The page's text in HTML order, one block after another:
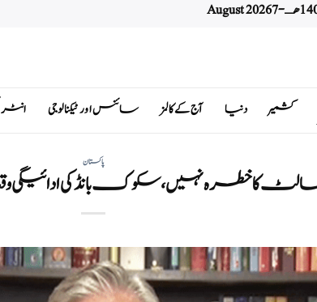
کشمیر دنیا آج کے کالمز سائنس اور ٹیکنالوجی
پاکستان
کا خطرہ نہیں، سکوک بانڈ کی ادائیگی